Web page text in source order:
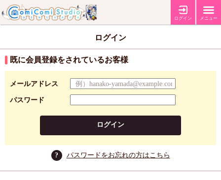
ログイン メニュー
ログイン
既に会員登録をされているお客様
メールアドレス
パスワード
ログイン
? パスワードをお忘れの方はこちら